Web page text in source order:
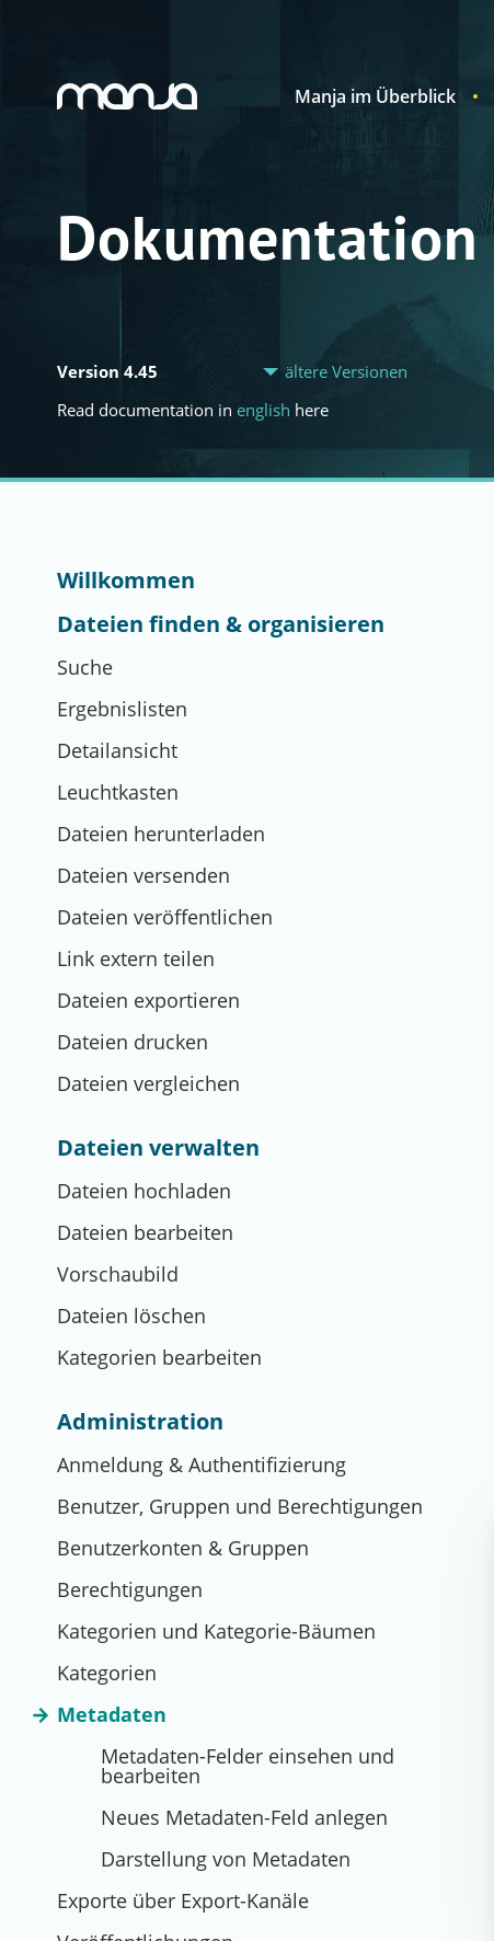
Navigation Manja im Überblick
Dokumentation
Version 4.45
ältere Versionen
Read documentation in english here
Willkommen
Dateien finden & organisieren
Suche
Ergebnislisten
Detailansicht
Leuchtkasten
Dateien herunterladen
Dateien versenden
Dateien veröffentlichen
Link extern teilen
Dateien exportieren
Dateien drucken
Dateien vergleichen
Dateien verwalten
Dateien hochladen
Dateien bearbeiten
Vorschaubild
Dateien löschen
Kategorien bearbeiten
Administration
Anmeldung & Authentifizierung
Benutzer, Gruppen und Berechtigungen
Benutzerkonten & Gruppen
Berechtigungen
Kategorien und Kategorie-Bäumen
Kategorien
Metadaten
Metadaten-Felder einsehen und
bearbeiten
Neues Metadaten-Feld anlegen
Darstellung von Metadaten
Exporte über Export-Kanäle